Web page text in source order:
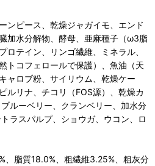
ンピース、乾燥ジャガイモ、エンド
加水分解物、酵母、亜麻種子（ω3脂
ロテイン、リンゴ繊維、ミネラル、
トコフェロールで保護）、魚油（天
ャロブ粉、サイリウム、乾燥ケー
ルリナ、チコリ（FOS源）、乾燥カ
ルーベリー、クランベリー、加水分
ラスパルプ、ショウガ、ウコン、ロ
、脂質18.0%、粗繊維3.25%、粗灰分